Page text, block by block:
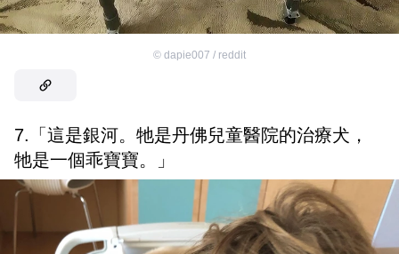
© dapie007 / reddit
7.「這是銀河。牠是丹佛兒童醫院的治療犬，
牠是一個乖寶寶。」